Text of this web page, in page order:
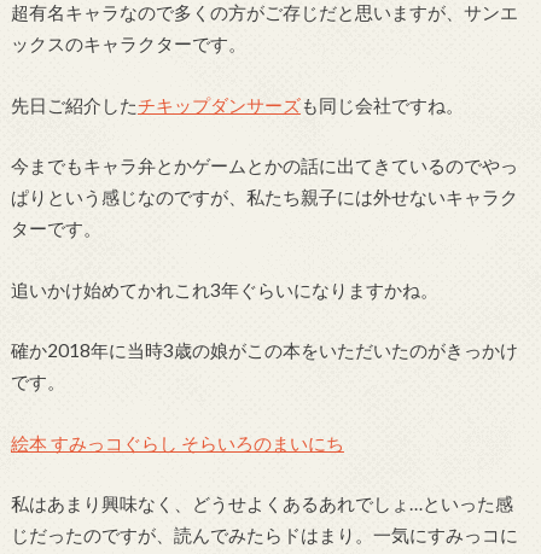
超有名キャラなので多くの方がご存じだと思いますが、サンエ
ックスのキャラクターです。
先日ご紹介したチキップダンサーズも同じ会社ですね。
今までもキャラ弁とかゲームとかの話に出てきているのでやっ
ぱりという感じなのですが、私たち親子には外せないキャラク
ターです。
追いかけ始めてかれこれ3年ぐらいになりますかね。
確か2018年に当時3歳の娘がこの本をいただいたのがきっかけ
です。
絵本 すみっコぐらし そらいろのまいにち
私はあまり興味なく、どうせよくあるあれでしょ…といった感
じだったのですが、読んでみたらドはまり。一気にすみっコに